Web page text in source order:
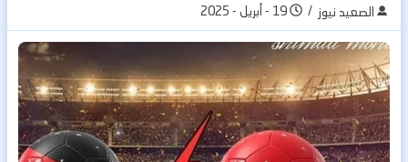
الصعيد نيوز / 19 - أبريل - 2025